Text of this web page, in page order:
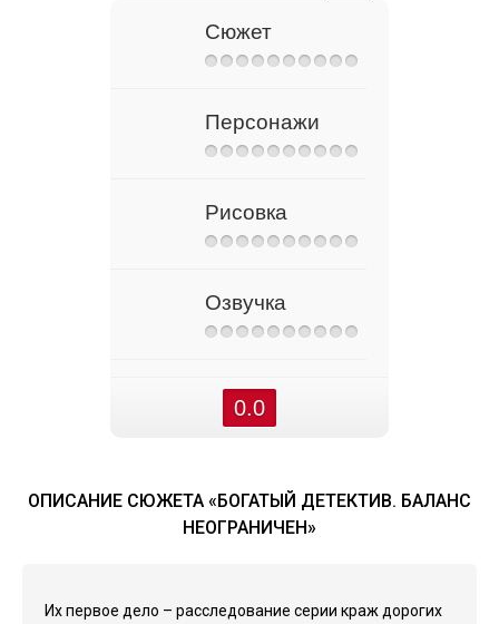
Сюжет
Персонажи
Рисовка
Озвучка
0.0
ОПИСАНИЕ СЮЖЕТА «БОГАТЫЙ ДЕТЕКТИВ. БАЛАНС
НЕОГРАНИЧЕН»
Их первое дело – расследование серии краж дорогих